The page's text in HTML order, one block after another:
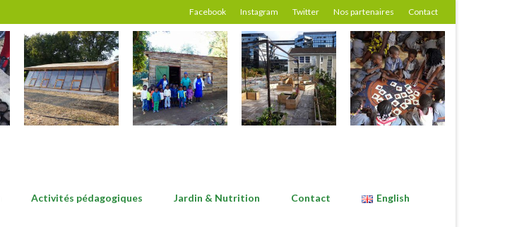
Facebook Instagram Twitter Nos partenaires Contact
Activités pédagogiques Jardin & Nutrition Contact English